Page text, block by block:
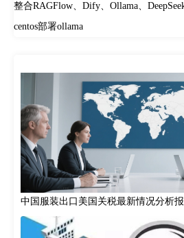
整合RAGFlow、Dify、Ollama、
centos部署ollama
中国服装出口美国关税最新情况分析